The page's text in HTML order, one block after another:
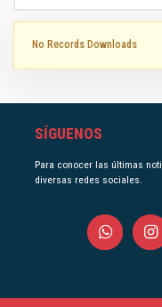
No Records Downloads
SÍGUENOS
Para conocer las últimas
diversas redes sociales.